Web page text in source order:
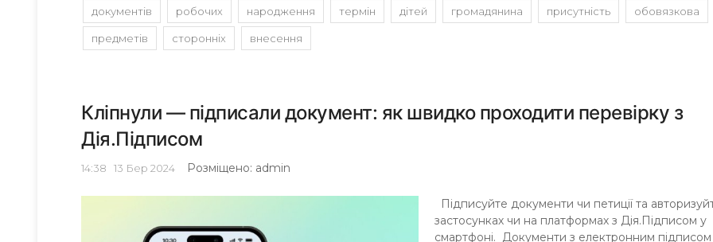
документів робочих народження термін дітей громадянина присутність обовязкова
предметів сторонніх внесення
Кліпнули — підписали документ: як швидко проходити перевірку з
Дія.Підписом
14:38 13 Бер 2024 Розміщено: admin
Підписуйте документи чи петиції та
застосунках чи на платформах з Дія.Підписом у
смартфоні. Документи з електронним